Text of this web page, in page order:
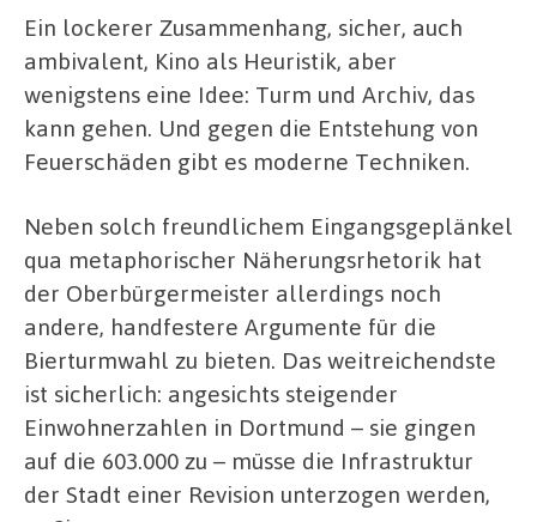
Ein lockerer Zusammenhang, sicher, auch
ambivalent, Kino als Heuristik, aber
wenigstens eine Idee: Turm und Archiv, das
kann gehen. Und gegen die Entstehung von
Feuerschäden gibt es moderne Techniken.
Neben solch freundlichem Eingangsgeplänkel
qua metaphorischer Näherungsrhetorik hat
der Oberbürgermeister allerdings noch
andere, handfestere Argumente für die
Bierturmwahl zu bieten. Das weitreichendste
ist sicherlich: angesichts steigender
Einwohnerzahlen in Dortmund – sie gingen
auf die 603.000 zu – müsse die Infrastruktur
der Stadt einer Revision unterzogen werden,